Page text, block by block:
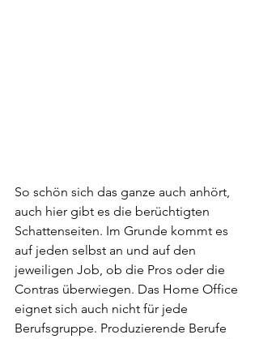
So schön sich das ganze auch anhört,
auch hier gibt es die berüchtigten
Schattenseiten. Im Grunde kommt es
auf jeden selbst an und auf den
jeweiligen Job, ob die Pros oder die
Contras überwiegen. Das Home Office
eignet sich auch nicht für jede
Berufsgruppe. Produzierende Berufe